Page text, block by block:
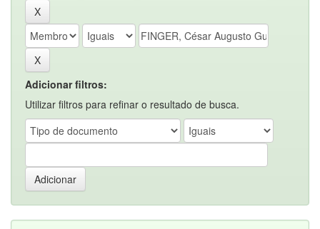
Adicionar filtros:
Utilizar filtros para refinar o resultado de busca.